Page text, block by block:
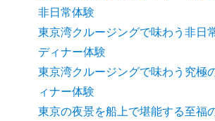
非日常体験
東京湾クルージングで味わう非日
ディナー体験
東京湾クルージングで味わう究極
ィナー体験
東京の夜景を船上で堪能する至福